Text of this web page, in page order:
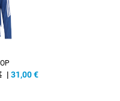
| 31,00€